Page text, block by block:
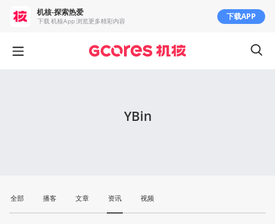
YBin
全部 播客 文章 资讯 视频
机核-探索热爱
下载 机核App 浏览更多精彩内容 下载APP